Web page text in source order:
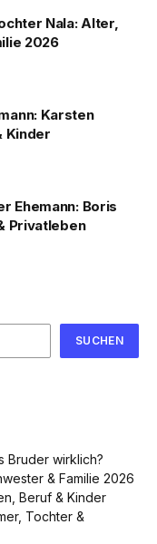
Nala: Alter,
2026
Karsten
Kinder
Ehemann: Boris
Privatleben
SUCHEN
Bruder wirklich?
& Familie 2026
Beruf & Kinder
Tochter &